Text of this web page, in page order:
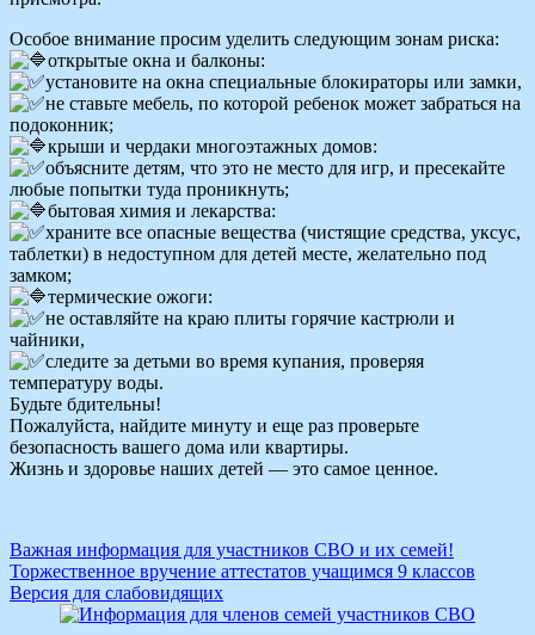
Особое внимание просим уделить следующим зонам риска:
открытые окна и балконы:
установите на окна специальные блокираторы или замки,
не ставьте мебель, по которой ребенок может забраться на
подоконник;
крыши и чердаки многоэтажных домов:
объясните детям, что это не место для игр, и пресекайте
любые попытки туда проникнуть;
бытовая химия и лекарства:
храните все опасные вещества (чистящие средства, уксус,
таблетки) в недоступном для детей месте, желательно под
замком;
термические ожоги:
не оставляйте на краю плиты горячие кастрюли и
чайники,
следите за детьми во время купания, проверяя
температуру воды.
Будьте бдительны!
Пожалуйста, найдите минуту и еще раз проверьте
безопасность вашего дома или квартиры.
Жизнь и здоровье наших детей — это самое ценное.
Навигация
по
записям
Важная информация для участников СВО и их семей!
Торжественное вручение аттестатов учащимся 9 классов
Версия для слабовидящих